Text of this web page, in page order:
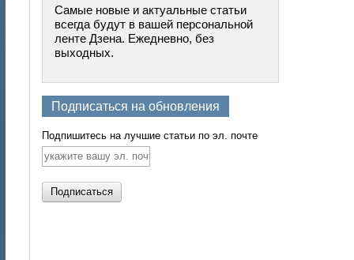
Самые новые и актуальные статьи
всегда будут в вашей персональной
ленте Дзена. Ежедневно, без
выходных.
Подписаться на обновления
Подпишитесь на лучшие статьи по эл. почте